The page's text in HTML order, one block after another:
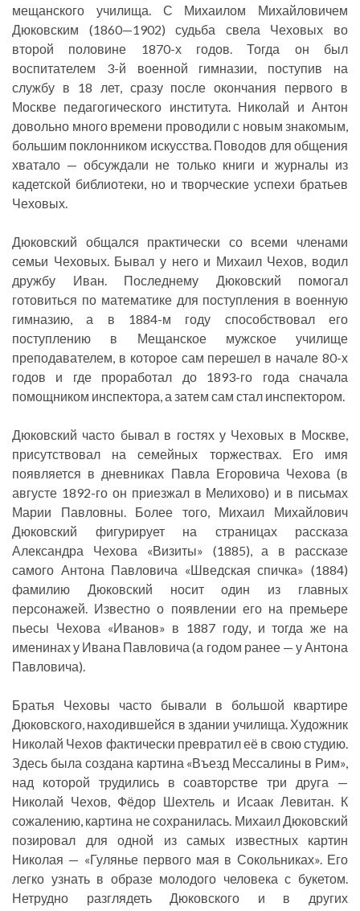
мещанского училища. С Михаилом Михайловичем
Дюковским (1860—1902) судьба свела Чеховых во
второй половине 1870-х годов. Тогда он был
воспитателем 3-й военной гимназии, поступив на
службу в 18 лет, сразу после окончания первого в
Москве педагогического института. Николай и Антон
довольно много времени проводили с новым знакомым,
большим поклонником искусства. Поводов для общения
хватало — обсуждали не только книги и журналы из
кадетской библиотеки, но и творческие успехи братьев
Чеховых.
Дюковский общался практически со всеми членами
семьи Чеховых. Бывал у него и Михаил Чехов, водил
дружбу Иван. Последнему Дюковский помогал
готовиться по математике для поступления в военную
гимназию, а в 1884-м году способствовал его
поступлению в Мещанское мужское училище
преподавателем, в которое сам перешел в начале 80-х
годов и где проработал до 1893-го года сначала
помощником инспектора, а затем сам стал инспектором.
Дюковский часто бывал в гостях у Чеховых в Москве,
присутствовал на семейных торжествах. Его имя
появляется в дневниках Павла Егоровича Чехова (в
августе 1892-го он приезжал в Мелихово) и в письмах
Марии Павловны. Более того, Михаил Михайлович
Дюковский фигурирует на страницах рассказа
Александра Чехова «Визиты» (1885), а в рассказе
самого Антона Павловича «Шведская спичка» (1884)
фамилию Дюковский носит один из главных
персонажей. Известно о появлении его на премьере
пьесы Чехова «Иванов» в 1887 году, и тогда же на
именинах у Ивана Павловича (а годом ранее — у Антона
Павловича).
Братья Чеховы часто бывали в большой квартире
Дюковского, находившейся в здании училища. Художник
Николай Чехов фактически превратил её в свою студию.
Здесь была создана картина «Въезд Мессалины в Рим»,
над которой трудились в соавторстве три друга —
Николай Чехов, Фёдор Шехтель и Исаак Левитан. К
сожалению, картина не сохранилась. Михаил Дюковский
позировал для одной из самых известных картин
Николая — «Гулянье первого мая в Сокольниках». Его
легко узнать в образе молодого человека с букетом.
Нетрудно разглядеть Дюковского и в других